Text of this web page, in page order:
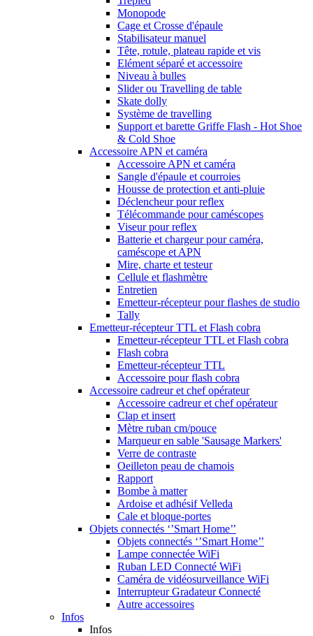
Monopode
Cage et Crosse d'épaule
Stabilisateur manuel
Tête, rotule, plateau rapide et vis
Elément séparé et accessoire
Niveau à bulles
Slider ou Travelling de table
Skate dolly
Système de travelling
Support et barette Griffe Flash - Hot Shoe
& Cold Shoe
Accessoire APN et caméra
Accessoire APN et caméra
Sangle d'épaule et courroies
Housse de protection et anti-pluie
Déclencheur pour reflex
Télécommande pour caméscopes
Viseur pour reflex
Batterie et chargeur pour caméra,
caméscope et APN
Mire, charte et testeur
Cellule et flashmètre
Entretien
Emetteur-récepteur pour flashes de studio
Tally
Emetteur-récepteur TTL et Flash cobra
Emetteur-récepteur TTL et Flash cobra
Flash cobra
Emetteur-récepteur TTL
Accessoire pour flash cobra
Accessoire cadreur et chef opérateur
Accessoire cadreur et chef opérateur
Clap et insert
Mètre ruban cm/pouce
Marqueur en sable 'Sausage Markers'
Verre de contraste
Oeilleton peau de chamois
Rapport
Bombe à matter
Ardoise et adhésif Velleda
Cale et bloque-portes
Objets connectés ‘’Smart Home’’
Objets connectés ‘’Smart Home’’
Lampe connectée WiFi
Ruban LED Connecté WiFi
Caméra de vidéosurveillance WiFi
Interrupteur Gradateur Connecté
Autre accessoires
Infos
Infos